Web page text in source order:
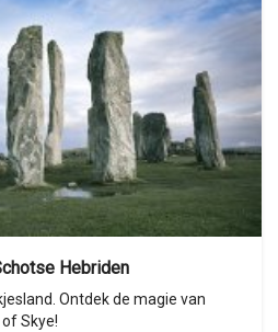
Hebriden
Ontdek de magie van
Skye!